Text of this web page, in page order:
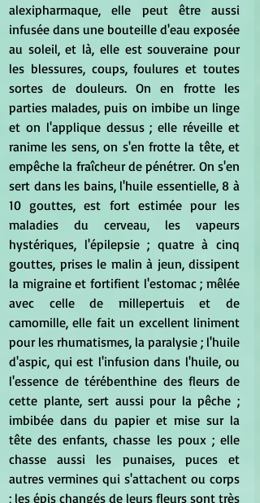
alexipharmaque, elle peut être aussi
infusée dans une bouteille d'eau exposée
au soleil, et là, elle est souveraine pour
les blessures, coups, foulures et toutes
sortes de douleurs. On en frotte les
parties malades, puis on imbibe un linge
et on l'applique dessus ; elle réveille et
ranime les sens, on s'en frotte la tête, et
empêche la fraîcheur de pénétrer. On s'en
sert dans les bains, l'huile essentielle, 8 à
10 gouttes, est fort estimée pour les
maladies du cerveau, les vapeurs
hystériques, l'épilepsie ; quatre à cinq
gouttes, prises le malin à jeun, dissipent
la migraine et fortifient l'estomac ; mêlée
avec celle de millepertuis et de
camomille, elle fait un excellent liniment
pour les rhumatismes, la paralysie ; l'huile
d'aspic, qui est l'infusion dans l'huile, ou
l'essence de térébenthine des fleurs de
cette plante, sert aussi pour la pêche ;
imbibée dans du papier et mise sur la
tête des enfants, chasse les poux ; elle
chasse aussi les punaises, puces et
autres vermines qui s'attachent ou corps
; les épis changés de leurs fleurs sont très